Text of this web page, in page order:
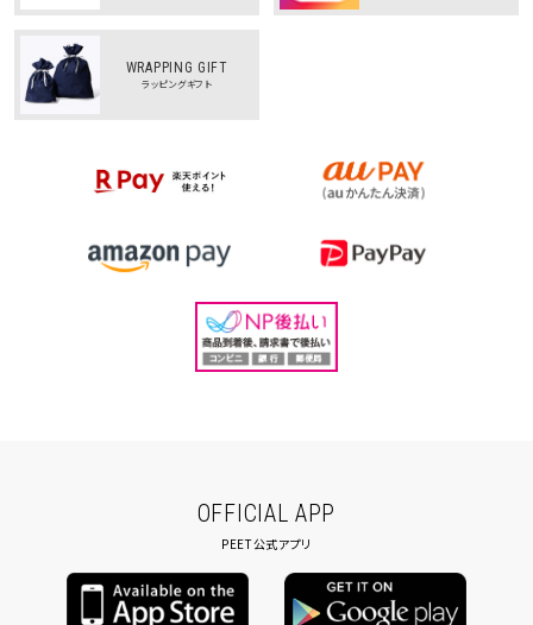
WRAPPING GIFT
ラッピングギフト
OFFICIAL APP
PEET公式アプリ